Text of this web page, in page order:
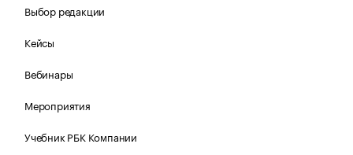
Выбор редакции
Кейсы
Вебинары
Мероприятия
Учебник РБК Компании